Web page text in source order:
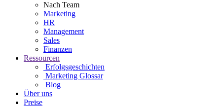
Nach Team
Marketing
HR
Management
Sales
Finanzen
Ressourcen
Erfolgsgeschichten
Marketing Glossar
Blog
Über uns
Preise